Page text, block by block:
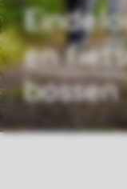
en
bossen